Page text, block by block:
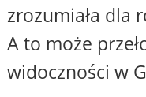
zrozumiała dla
A to może
widoczności w